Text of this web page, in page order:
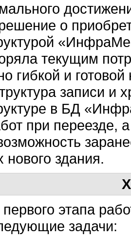
о
текущим
гибкой и
записи и
в БД
при переезде,
нового здания.
этапа
задачи: